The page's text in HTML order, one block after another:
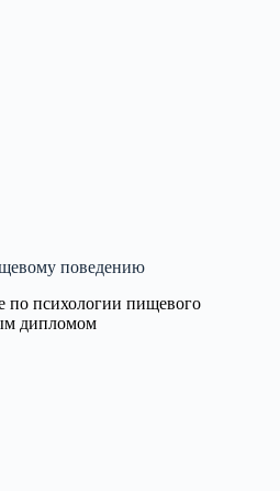
поведению
по психологии пищевого
дипломом